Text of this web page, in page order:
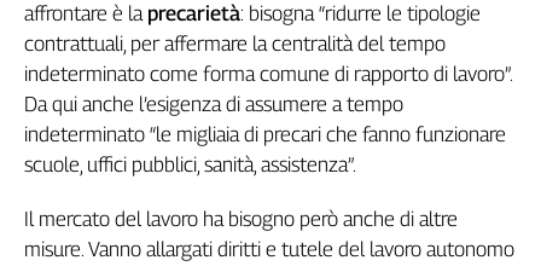
affrontare è la precarietà: bisogna “ridurre le tipologie
contrattuali, per affermare la centralità del tempo
indeterminato come forma comune di rapporto di lavoro”.
Da qui anche l’esigenza di assumere a tempo
indeterminato “le migliaia di precari che fanno funzionare
scuole, uffici pubblici, sanità, assistenza”.
Il mercato del lavoro ha bisogno però anche di altre
misure. Vanno allargati diritti e tutele del lavoro autonomo